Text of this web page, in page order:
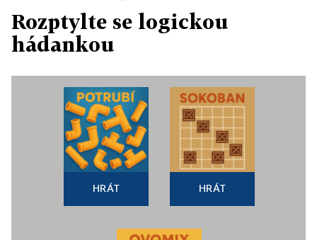
Rozptylte se logickou
hádankou
HRÁT HRÁT